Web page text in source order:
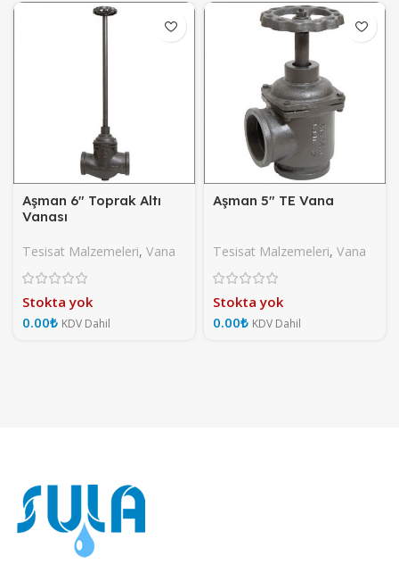
Aşman 6″ Toprak Altı
Vanası
Tesisat Malzemeleri, Vana
Stokta yok
₺
Aşman 5″ TE Vana
Tesisat Malzemeleri, Vana
Stokta yok
₺